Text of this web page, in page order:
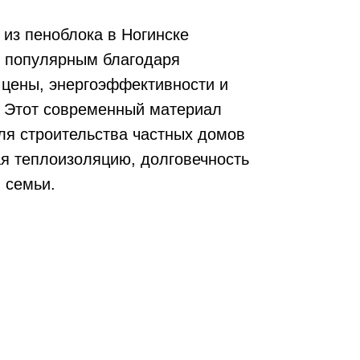
пеноблока в Ногинске
популярным благодаря
энергоэффективности и
Этот современный материал
строительства частных домов
теплоизоляцию, долговечность